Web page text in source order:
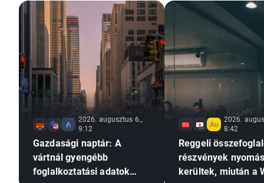
támogatása.
2026. augusztus 6.,
9:12
Gazdasági naptár: A
vártnál gyengébb
foglalkoztatási adatok
2026.
8:42
Reggeli
részvények
kerültek, miután a